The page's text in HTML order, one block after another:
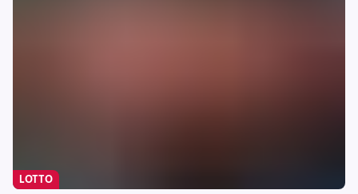
LOTTO